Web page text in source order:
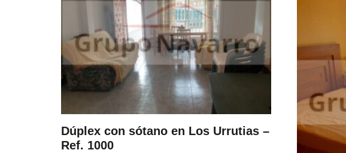
Dúplex con sótano en Los Urrutias –
Ref. 1000